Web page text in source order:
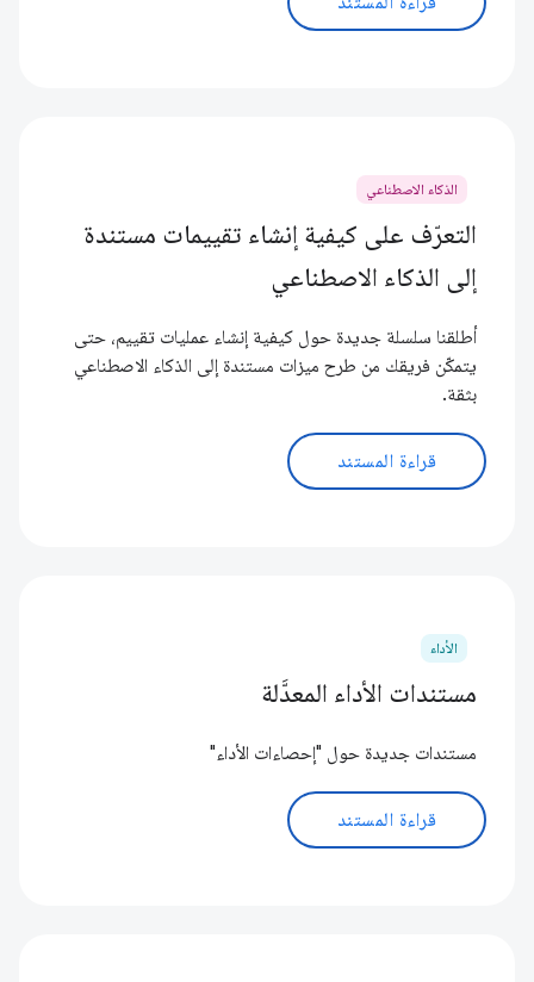
الذكاء الاصطناعي
التعرّف على كيفية إنشاء تقييمات مستندة
إلى الذكاء الاصطناعي
أطلقنا سلسلة جديدة حول كيفية إنشاء عمليات تقييم، حتى
يتمكّن فريقك من طرح ميزات مستندة إلى الذكاء الاصطناعي
بثقة.
قراءة المستند
الأداء
مستندات الأداء المعدَّلة
مستندات جديدة حول "إحصاءات الأداء"
قراءة المستند